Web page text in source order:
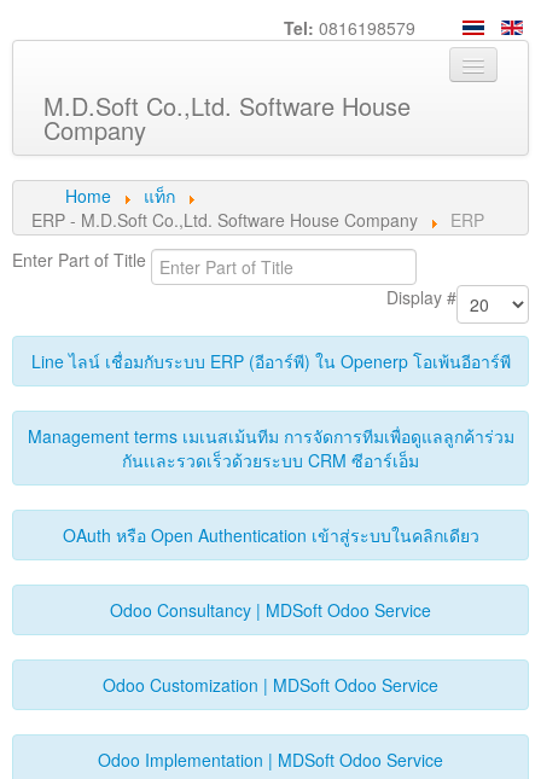
Tel: 0816198579
M.D.Soft Co.,Ltd. Software House
Company
Home
About us
Service
Knowledge
Customers
Contact us
Forums
Home
แท็ก
ERP - M.D.Soft Co.,Ltd. Software House Company
ERP
Enter Part of Title
Display #
Line ไลน์ เชื่อมกับระบบ ERP (อีอาร์พี) ใน Openerp โอเพ้นอีอาร์พี
Management terms เมเนสเม้นทีม การจัดการทีมเพื่อดูแลลูกค้าร่วม
กันเเละรวดเร็วด้วยระบบ CRM ซีอาร์เอ็ม
OAuth หรือ Open Authentication เข้าสู่ระบบในคลิกเดียว
Odoo Consultancy | MDSoft Odoo Service
Odoo Customization | MDSoft Odoo Service
Odoo Implementation | MDSoft Odoo Service